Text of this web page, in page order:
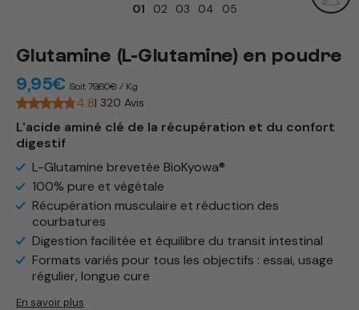
une
modale
01 02 03 04 05
Glutamine (L-Glutamine) en poudre
Prix
habituel
9,95€ Soit 79,60€ / Kg
4.8| 320 Avis
L'acide aminé clé de la récupération et du confort
digestif ​
L-Glutamine brevetée BioKyowa® ​
100% pure et végétale ​
Récupération musculaire et réduction des
courbatures ​
Digestion facilitée et équilibre du transit intestinal ​
Formats variés pour tous les objectifs : essai, usage
régulier, longue cure ​
En savoir plus